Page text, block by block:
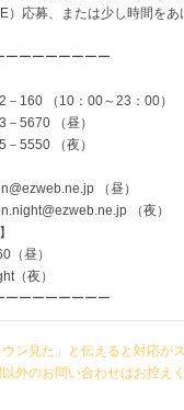
）応募、または少し時間をあ
ーーーーーーーー
－160 （10：00～23：00）
5670 （昼）
5550 （夜）
（昼）
（夜）
（昼）
（夜）
ーーーーーーーー
ン見た」と伝えると対応がス
外のお問い合わせはお控えく